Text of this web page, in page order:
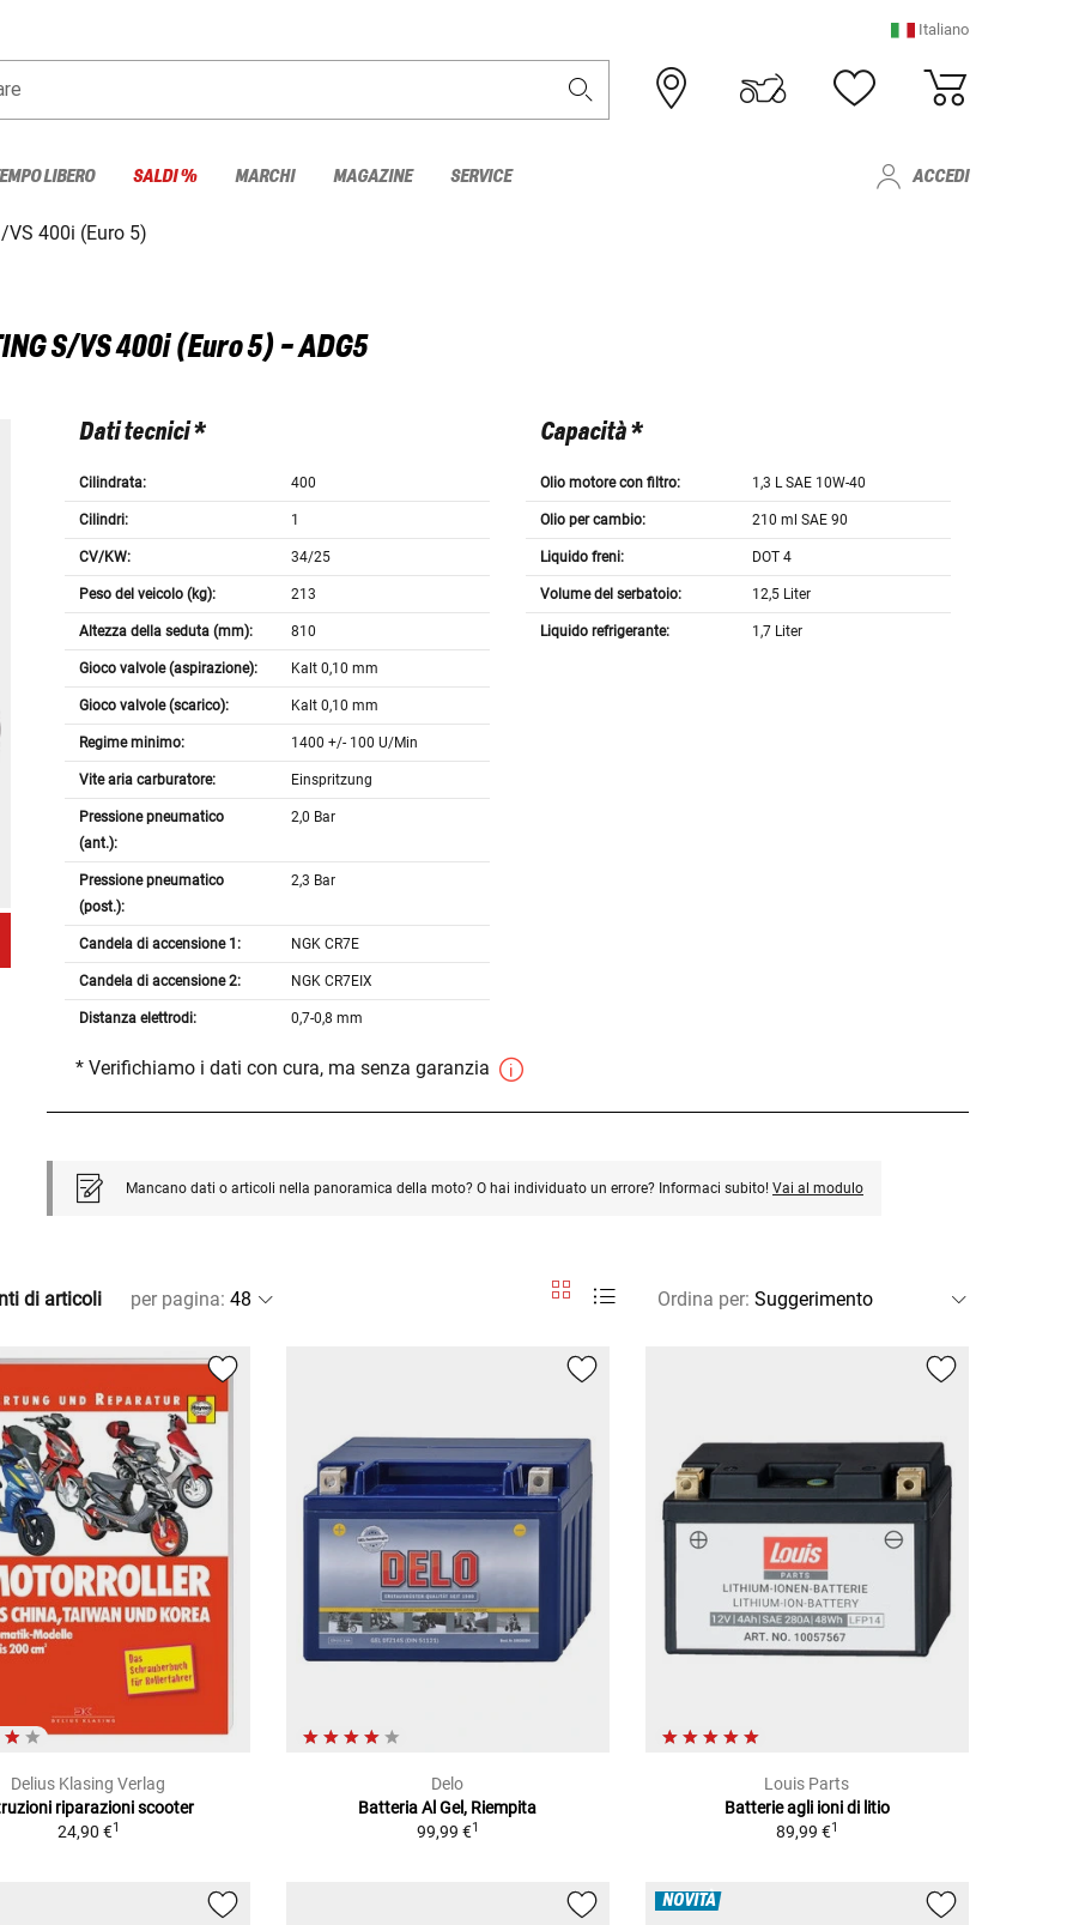
Italiano
LIBERO SALDI % MARCHI MAGAZINE SERVICE ACCEDI
VS 400i (Euro 5)
S/VS 400i (Euro 5) - ADG5
Dati tecnici *
Cilindrata: 400
Cilindri: 1
CV/KW: 34/25
Peso del veicolo (kg): 213
Altezza della seduta (mm): 810
Gioco valvole (aspirazione): Kalt 0,10 mm
Gioco valvole (scarico): Kalt 0,10 mm
Regime minimo: 1400 +/- 100 U/Min
Vite aria carburatore: Einspritzung
Pressione pneumatico
(ant.):
2,0 Bar
Pressione pneumatico
(post.):
2,3 Bar
Candela di accensione 1: NGK CR7E
Candela di accensione 2: NGK CR7EIX
Distanza elettrodi: 0,7-0,8 mm
Capacità *
Olio motore con filtro: 1,3 L SAE 10W-40
Olio per cambio: 210 ml SAE 90
Liquido freni: DOT 4
Volume del serbatoio: 12,5 Liter
Liquido refrigerante: 1,7 Liter
* Verifichiamo i dati con cura, ma senza garanzia
Mancano dati o articoli nella panoramica della moto? O hai individuato un errore? Informaci subito! Vai al modulo
di articoli per pagina: Ordina per:
Delius Klasing Verlag
riparazioni scooter
24,90 €1
Delo
Batteria Al Gel, Riempita
99,99 €1
Louis Parts
Batterie agli ioni di litio
89,99 €1
NOVITÀ